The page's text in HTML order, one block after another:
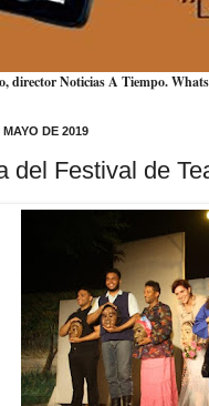
director Noticias A Tiempo.
DE 2019
del Festival de